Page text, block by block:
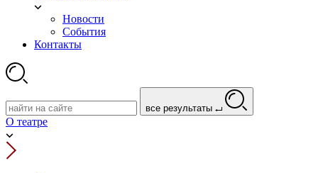
Новости
События
Контакты
все результаты
О театре